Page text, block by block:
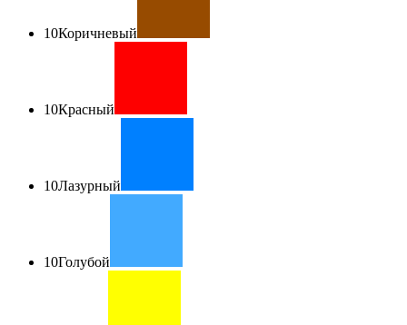
10Коричневый
10Красный
10Лазурный
10Голубой